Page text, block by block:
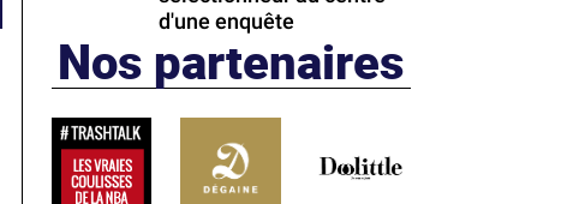
d'une enquête
Nos partenaires